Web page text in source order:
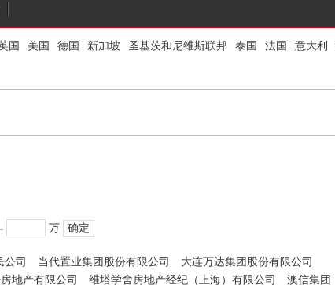
国 美国 德国 新加坡 圣基茨和尼维斯联邦 泰国 法国 意大利
万 确定
公司 当代置业集团股份有限公司
大连万达集团股份有限公司
地产有限公司 维塔学舍房地产经纪（上海）有限公司 澳信集团